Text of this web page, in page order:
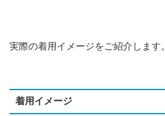
実際の着用イメージをご紹介します。
着用イメージ